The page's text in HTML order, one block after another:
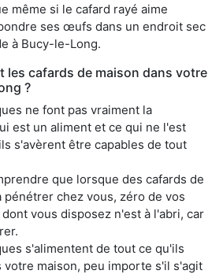
même si le cafard rayé aime
ses œufs dans un endroit sec
à Bucy-le-Long.
les cafards de maison dans votre
?
ne font pas vraiment la
est un aliment et ce qui ne l'est
s'avèrent être capables de tout
que lorsque des cafards de
chez vous, zéro de vos
vous disposez n'est à l'abri, car
s'alimentent de tout ce qu'ils
maison, peu importe s'il s'agit